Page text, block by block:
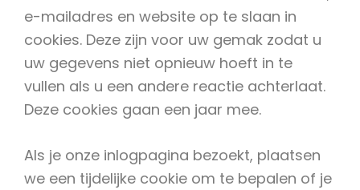
e-mailadres en website op te slaan in
cookies. Deze zijn voor uw gemak zodat u
uw gegevens niet opnieuw hoeft in te
vullen als u een andere reactie achterlaat.
Deze cookies gaan een jaar mee.
Als je onze inlogpagina bezoekt, plaatsen
we een tijdelijke cookie om te bepalen of je